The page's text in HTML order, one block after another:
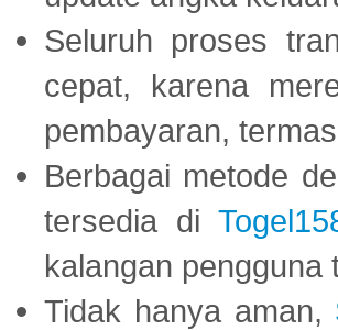
Seluruh proses
cepat, karena
pembayaran,
Berbagai metode
tersedia di
kalangan pengguna
Tidak hanya aman,